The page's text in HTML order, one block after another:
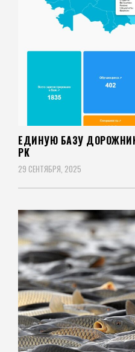
ЕДИНУЮ БАЗУ
РК
29 СЕНТЯБРЯ, 2025